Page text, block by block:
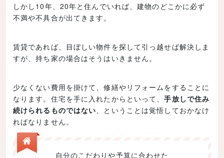
しかし10年、20年と住んでいれば、建物のどこかに必ず
不満や不具合が出てきます。
賃貸であれば、目ぼしい物件を探して引っ越せば解決しま
すが、持ち家の場合はそうはいきません。
少なくない費用を掛けて、修繕やリフォームをすることに
なります。住宅を手に入れたからといって、手放しで住み
続けられるものではない、ということは覚悟しておかなけ
ればなりません。
自分のこだわりや予算に合わせた